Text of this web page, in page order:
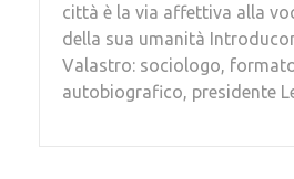
città è la via affettiva alla
della sua umanità
Valastro: sociologo,
autobiografico, presidente